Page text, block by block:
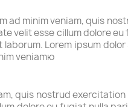
minim veniam, quis
velit esse cillum dolore
Lorem ipsum
veniamю
quis nostrud